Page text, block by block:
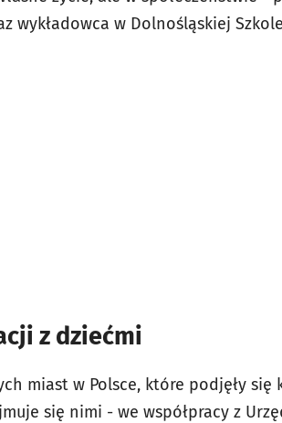
wykładowca w Dolnośląskiej
z dziećmi
miast w Polsce, które podjęły się
się nimi - we współpracy z